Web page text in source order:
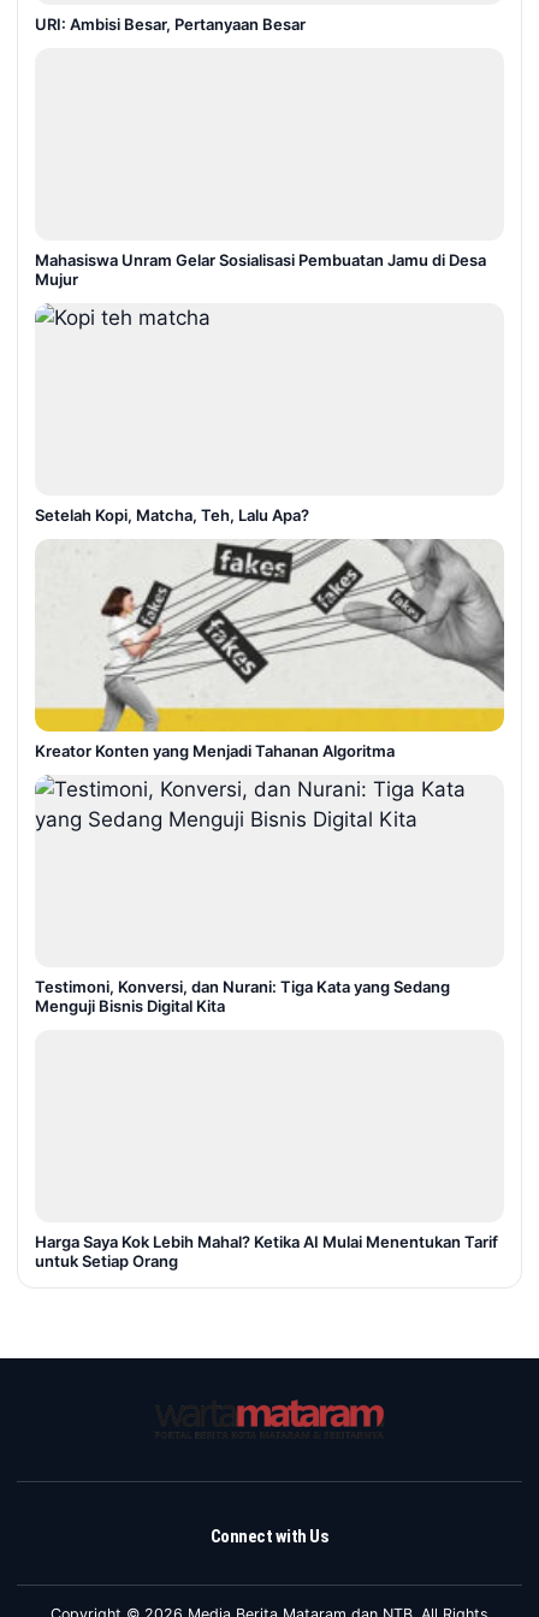
URI: Ambisi Besar, Pertanyaan Besar
Mahasiswa Unram Gelar Sosialisasi Pembuatan Jamu di Desa
Mujur
Setelah Kopi, Matcha, Teh, Lalu Apa?
Kreator Konten yang Menjadi Tahanan Algoritma
Testimoni, Konversi, dan Nurani: Tiga Kata yang Sedang
Menguji Bisnis Digital Kita
Harga Saya Kok Lebih Mahal? Ketika AI Mulai Menentukan Tarif
untuk Setiap Orang
Connect with Us